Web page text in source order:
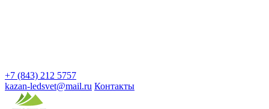
+7 (843) 212 5757
kazan-ledsvet@mail.ru Контакты